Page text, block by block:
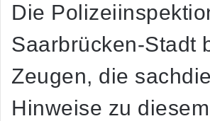
Die
Saarbrücken-Stadt
Zeugen, die
Hinweise zu diesem